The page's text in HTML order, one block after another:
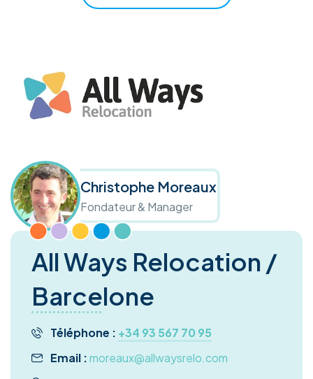
Christophe Moreaux
Fondateur & Manager
All Ways Relocation /
Barcelone
Téléphone : +34 93 567 70 95
Email :moreaux@allwaysrelo.com